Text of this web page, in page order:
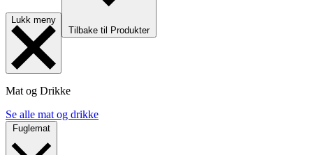
Lukk meny
Tilbake til Produkter
Mat og Drikke
Se alle mat og drikke